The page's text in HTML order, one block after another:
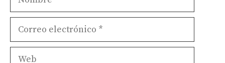
Correo
Web